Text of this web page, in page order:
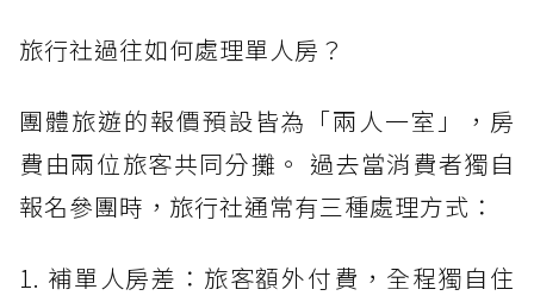
旅行社過往如何處理單人房？
團體旅遊的報價預設皆為「兩人一室」，房
費由兩位旅客共同分攤。 過去當消費者獨自
報名參團時，旅行社通常有三種處理方式：
1. 補單人房差：旅客額外付費，全程獨自住